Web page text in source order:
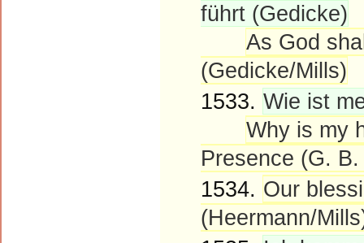
führt (Gedicke)
As God
(Gedicke/Mills)
1533. Wie ist
Why is my
Presence (G.
1534. Our
(Heermann/